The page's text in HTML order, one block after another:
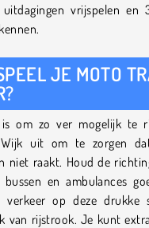
uitdagingen vrijspelen en
JE MOTO
om zo ver mogelijk te
Wijk uit om te zorgen
niet raakt. Houd de
en ambulances
op deze drukke
van rijstrook. Je kunt